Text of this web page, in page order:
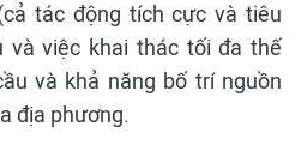
tác động tích cực và tiêu
và việc khai thác tối đa thế
và khả năng bố trí nguồn
địa phương.